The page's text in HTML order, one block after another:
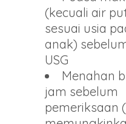
(kecuali air
sesuai usia
anak)
USG
Menahan
jam sebelum
pemeriksaan